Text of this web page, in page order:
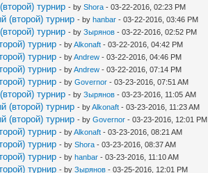
турнир - byShora - 03-22-2016, 02:23 PM
(второй) турнир - byhanbar - 03-22-2016, 03:46 PM
турнир - byЗырянов - 03-22-2016, 02:52 PM
турнир - byAlkonaft - 03-22-2016, 04:42 PM
турнир - byAndrew - 03-22-2016, 04:46 PM
турнир - byAndrew - 03-22-2016, 07:14 PM
турнир - byGovernor - 03-23-2016, 07:51 AM
турнир - byЗырянов - 03-23-2016, 11:05 AM
(второй) турнир - byAlkonaft - 03-23-2016, 11:23 AM
(второй) турнир - byGovernor - 03-23-2016, 12:01 PM
турнир - byAlkonaft - 03-23-2016, 08:21 AM
турнир - byShora - 03-23-2016, 08:37 AM
турнир - byhanbar - 03-23-2016, 11:10 AM
турнир - byЗырянов - 03-25-2016, 12:01 PM